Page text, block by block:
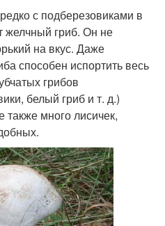
с подберезовиками в
желчный гриб. Он не
на вкус. Даже
способен испортить весь
грибов
белый гриб и т. д.)
также много лисичек,